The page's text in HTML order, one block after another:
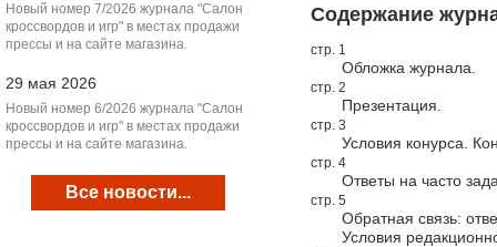
Новый номер 7/2026 журнала "Салон
кроссвордов и игр" в местах продажи
прессы и на сайте магазина.
29 мая 2026
Новый номер 6/2026 журнала "Салон
кроссвордов и игр" в местах продажи
прессы и на сайте магазина.
Все новости...
Содержание
стр. 1
Обложка журнала.
стр. 2
Презентация.
стр. 3
Условия конурса.
стр. 4
Ответы на часто
стр. 5
Обратная связь:
Условия